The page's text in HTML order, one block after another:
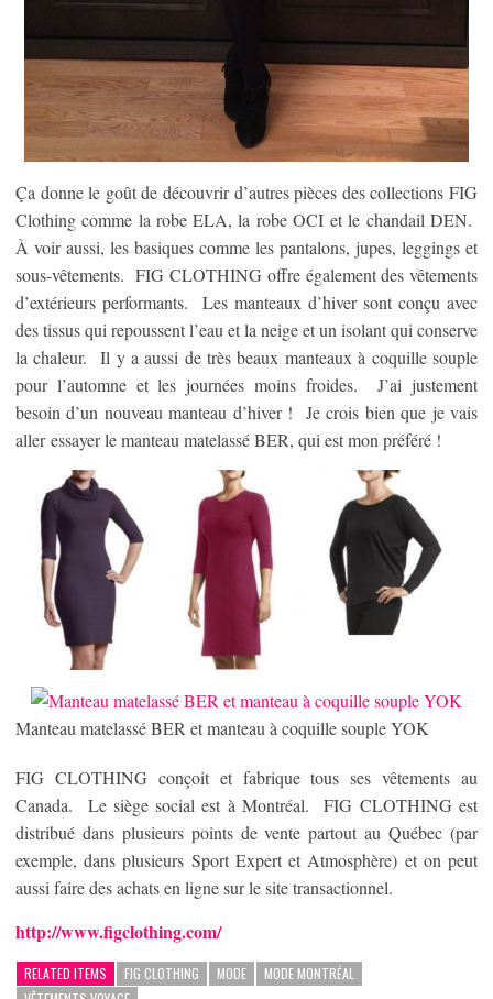
Ça donne le goût de découvrir d’autres pièces des collections FIG
Clothing comme la robe ELA, la robe OCI et le chandail DEN.
À voir aussi, les basiques comme les pantalons, jupes, leggings et
sous-vêtements. FIG CLOTHING offre également des vêtements
d’extérieurs performants. Les manteaux d’hiver sont conçu avec
des tissus qui repoussent l’eau et la neige et un isolant qui conserve
la chaleur. Il y a aussi de très beaux manteaux à coquille souple
pour l’automne et les journées moins froides. J’ai justement
besoin d’un nouveau manteau d’hiver ! Je crois bien que je vais
aller essayer le manteau matelassé BER, qui est mon préféré !
Manteau matelassé BER et manteau à coquille souple YOK
FIG CLOTHING conçoit et fabrique tous ses vêtements au
Canada. Le siège social est à Montréal. FIG CLOTHING est
distribué dans plusieurs points de vente partout au Québec (par
exemple, dans plusieurs Sport Expert et Atmosphère) et on peut
aussi faire des achats en ligne sur le site transactionnel.
http://www.figclothing.com/
RELATED ITEMS FIG CLOTHING MODE
MODE MONTRÉAL